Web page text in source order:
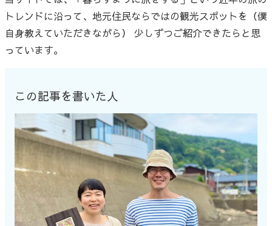
トレンドに沿って、地元住民ならではの観光スポットを（僕
自身教えていただきながら） 少しずつご紹介できたらと思
っています。
この記事を書いた人